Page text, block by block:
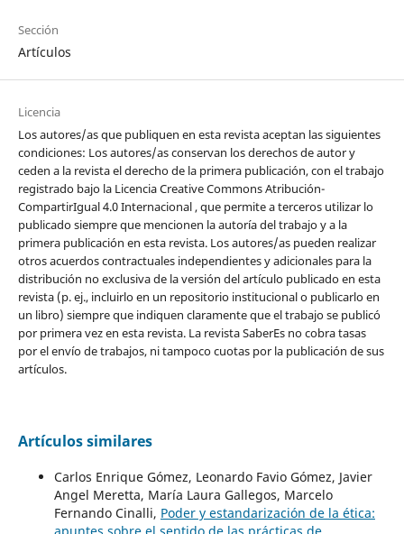
Sección
Artículos
Licencia
Los autores/as que publiquen en esta revista aceptan las siguientes
condiciones: Los autores/as conservan los derechos de autor y
ceden a la revista el derecho de la primera publicación, con el trabajo
registrado bajo la Licencia Creative Commons Atribución-
CompartirIgual 4.0 Internacional , que permite a terceros utilizar lo
publicado siempre que mencionen la autoría del trabajo y a la
primera publicación en esta revista. Los autores/as pueden realizar
otros acuerdos contractuales independientes y adicionales para la
distribución no exclusiva de la versión del artículo publicado en esta
revista (p. ej., incluirlo en un repositorio institucional o publicarlo en
un libro) siempre que indiquen claramente que el trabajo se publicó
por primera vez en esta revista. La revista SaberEs no cobra tasas
por el envío de trabajos, ni tampoco cuotas por la publicación de sus
artículos.
Artículos similares
Carlos Enrique Gómez, Leonardo Favio Gómez, Javier
Angel Meretta, María Laura Gallegos, Marcelo
Fernando Cinalli, Poder y estandarización de la ética:
apuntes sobre el sentido de las prácticas de